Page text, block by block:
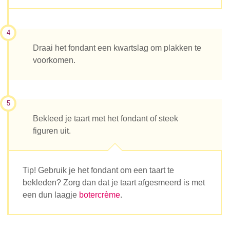
4
Draai het fondant een kwartslag om plakken te
voorkomen.
5
Bekleed je taart met het fondant of steek
figuren uit.
Tip! Gebruik je het fondant om een taart te
bekleden? Zorg dan dat je taart afgesmeerd is met
een dun laagje botercrème.